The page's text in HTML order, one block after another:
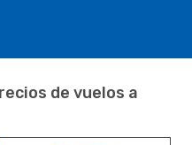
de vuelos a